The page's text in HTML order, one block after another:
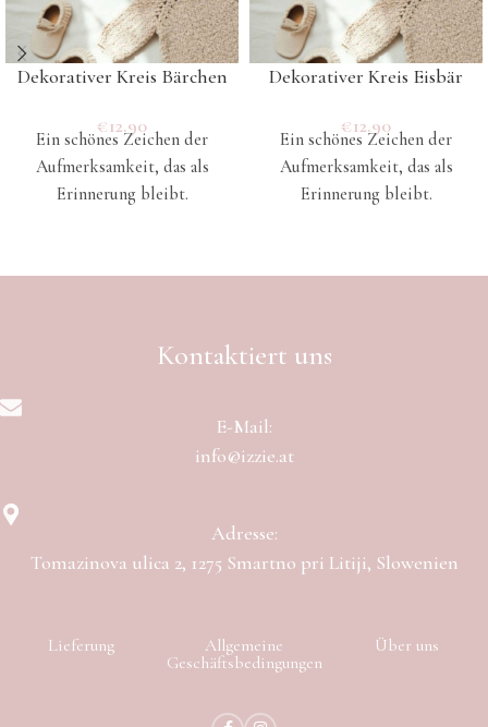
Dekorativer Kreis Bärchen
€12.90
Ein schönes Zeichen der
Aufmerksamkeit, das als
Erinnerung bleibt.
Dekorativer Kreis Eisbär
€12.90
Ein schönes Zeichen der
Aufmerksamkeit, das als
Erinnerung bleibt.
Kontaktiert uns
E-Mail:
info@izzie.at
Adresse:
Tomazinova ulica 2, 1275 Smartno pri Litiji, Slowenien
Lieferung
Allgemeine
Geschäftsbedingungen
Über uns